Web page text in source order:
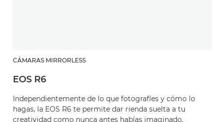
CÁMARAS MIRRORLESS
EOS R6
Independientemente de lo que fotografíes y cómo lo
hagas, la EOS R6 te permite dar rienda suelta a tu
creatividad como nunca antes habías imaginado.